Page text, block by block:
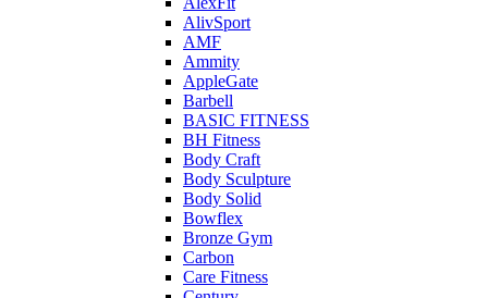
AlivSport
AMF
Ammity
AppleGate
Barbell
BASIC FITNESS
BH Fitness
Body Craft
Body Sculpture
Body Solid
Bowflex
Bronze Gym
Carbon
Care Fitness